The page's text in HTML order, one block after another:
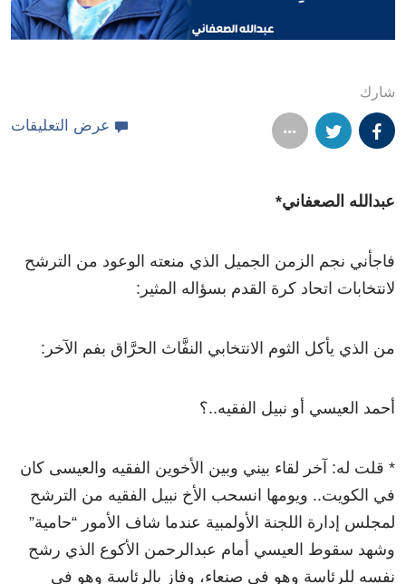
شارك
عرض التعليقات
عبدالله الصعفاني*
فاجأني نجم الزمن الجميل الذي منعته الوعود من الترشح
لانتخابات اتحاد كرة القدم بسؤاله المثير:
من الذي يأكل الثوم الانتخابي النفَّاث الحرَّاق بفم الآخر:
أحمد العيسي أو نبيل الفقيه..؟
* قلت له: آخر لقاء بيني وبين الأخوين الفقيه والعيسى كان
في الكويت.. ويومها انسحب الأخ نبيل الفقيه من الترشح
لمجلس إدارة اللجنة الأولمبية عندما شاف الأمور “حامية”
وشهد سقوط العيسي أمام عبدالرحمن الأكوع الذي رشح
نفسه للرئاسة وهو في صنعاء، وفاز بالرئاسة وهو في